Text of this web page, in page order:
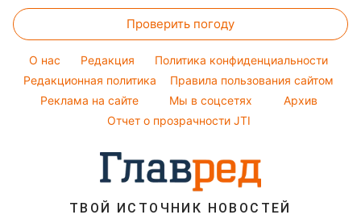
Елена Зеленская
Кейт Миддлтон
Новости Черкассы
Новости Львова
Новости Запорожья
Новости Днепра
Праздничное меню
Стирка
Комнатные растения
Курс валют
Магнитные бури
Погода на сегодня
Погода на завтра
Пылевая буря
Проверить погоду
O нас Редакция
Политика конфиденциальности
Редакционная политика
Правила пользования сайтом
Реклама на сайте
Мы в соцсетях
Архив
Отчет о прозрачности JTI
ТВОЙ ИСТОЧНИК НОВОСТЕЙ